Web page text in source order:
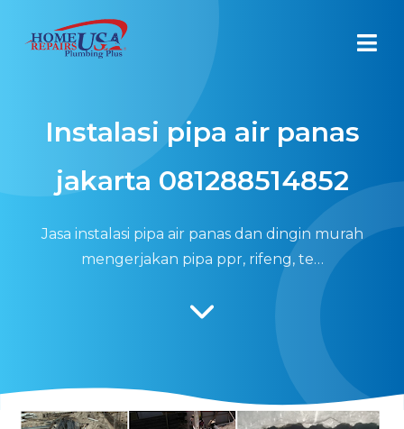
Instalasi pipa air panas
jakarta 081288514852
Jasa instalasi pipa air panas dan dingin murah
mengerjakan pipa ppr, rifeng, te…